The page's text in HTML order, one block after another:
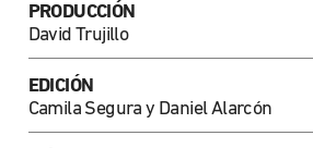
PRODUCCIÓN
David Trujillo
EDICIÓN
Camila Segura y Daniel Alarcón